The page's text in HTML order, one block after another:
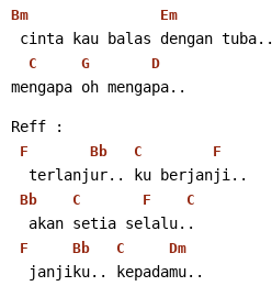
Bm Em
cinta kau balas dengan tuba..
C G D
mengapa oh mengapa..
Reff :
F Bb C F
  terlanjur.. ku berjanji..
Bb C F C
  akan setia selalu..
F Bb C Dm
  janjiku.. kepadamu..